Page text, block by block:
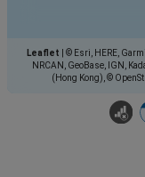
Leaflet
© Esri, HERE,
NRCAN, GeoBase, IGN,
(Hong Kong), ©